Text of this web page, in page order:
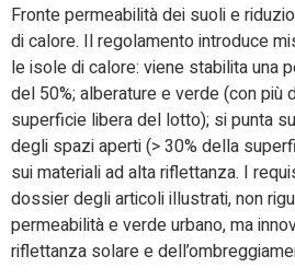
Fronte permeabilità dei suoli e
di calore. Il regolamento introduce
le isole di calore: viene stabilita una
del 50%; alberature e verde (con più
superficie libera del lotto); si punta
degli spazi aperti (> 30% della
sui materiali ad alta riflettanza. I
dossier degli articoli illustrati, non
permeabilità e verde urbano, ma
riflettanza solare e